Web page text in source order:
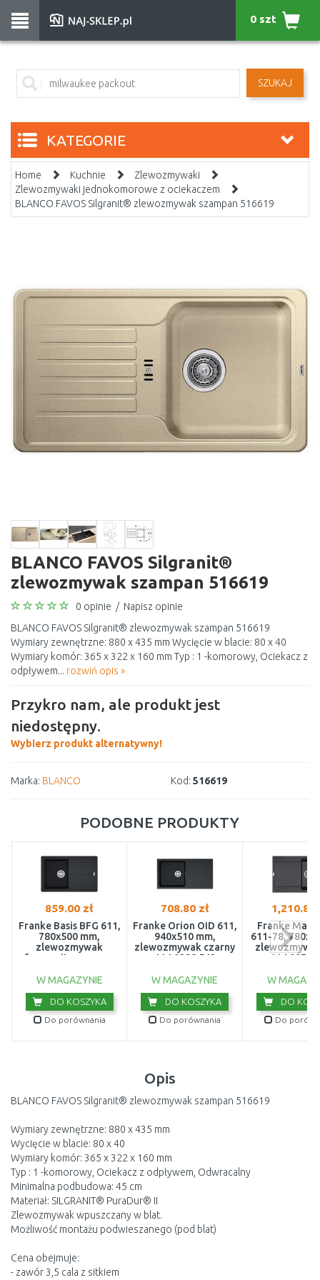
SZUKAJ
0 szt
KATEGORIE
Home Kuchnie
Zlewozmywaki
Zlewozmywaki jednokomorowe z ociekaczem
BLANCO FAVOS Silgranit® zlewozmywak szampan 516619
BLANCO FAVOS Silgranit®
zlewozmywak szampan 516619
0 opinie / Napisz opinie
BLANCO FAVOS Silgranit® zlewozmywak szampan 516619
Wymiary zewnętrzne: 880 x 435 mm Wycięcie w blacie: 80 x 40
Wymiary komór: 365 x 322 x 160 mm Typ : 1 -komorowy, Ociekacz z
odpływem... rozwiń opis »
Przykro nam, ale produkt jest
niedostępny.
Wybierz produkt alternatywny!
Marka: BLANCO Kod: 516619
PODOBNE PRODUKTY
859.00 zł
Franke Basis BFG 611,
780x500 mm,
zlewozmywak
fragranitowy, onyx
W MAGAZYNIE
DO KOSZYKA
Do porównania
708.80 zł
Franke Orion OID 611,
940x510 mm,
zlewozmywak czarny
114.0288.543
W MAGAZYNIE
DO KOSZYKA
Do porównania
1,210.81
Franke Maris
611-78,
W
DO
Do
Opis
BLANCO FAVOS Silgranit® zlewozmywak szampan 516619
Wymiary zewnętrzne: 880 x 435 mm
Wycięcie w blacie: 80 x 40
Wymiary komór: 365 x 322 x 160 mm
Typ : 1 -komorowy, Ociekacz z odpływem, Odwracalny
Minimalna podbudowa: 45 cm
Materiał: SILGRANIT® PuraDur® II
Zlewozmywak wpuszczany w blat.
Możliwość montażu podwieszanego (pod blat)
Cena obejmuje:
- zawór 3,5 cala z sitkiem